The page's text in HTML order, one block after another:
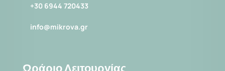
+30 6944 720433
info@mikrova.gr
Ωράριο Λειτουργίας